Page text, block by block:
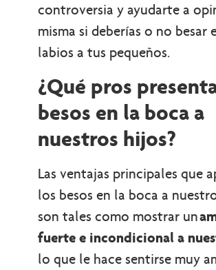
controversia y ayudarte a
misma si deberías o no besar
labios a tus pequeños.
¿Qué pros
besos en la boca a
nuestros hijos?
Las ventajas principales que
los besos en la boca a
son tales como mostrar un
fuerte e incondicional a
lo que le hace sentirse muy